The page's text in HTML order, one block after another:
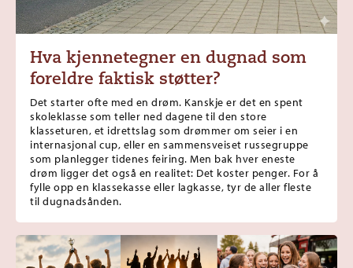
Hva kjennetegner en dugnad som
foreldre faktisk støtter?
Det starter ofte med en drøm. Kanskje er det en spent
skoleklasse som teller ned dagene til den store
klasseturen, et idrettslag som drømmer om seier i en
internasjonal cup, eller en sammensveiset russegruppe
som planlegger tidenes feiring. Men bak hver eneste
drøm ligger det også en realitet: Det koster penger. For å
fylle opp en klassekasse eller lagkasse, tyr de aller fleste
til dugnadsånden.